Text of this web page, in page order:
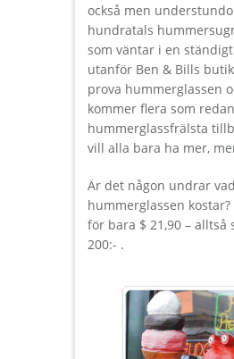
också men
hundratals
som väntar i en
utanför Ben & Bills
prova hummerglassen
kommer flera som
hummerglassfrälsta
vill alla bara ha mer,
Är det någon undrar vad
hummerglassen
för bara $ 21,90 – alltså
200:- .